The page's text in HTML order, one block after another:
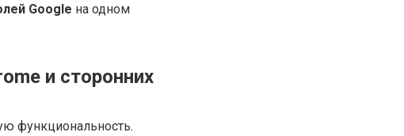
Google на одном
и сторонних
функциональность.